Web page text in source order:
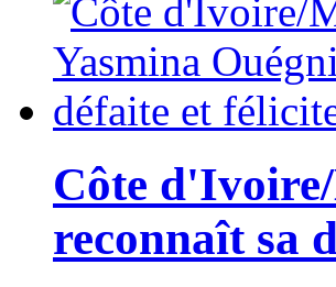
Côte
reconnaît sa